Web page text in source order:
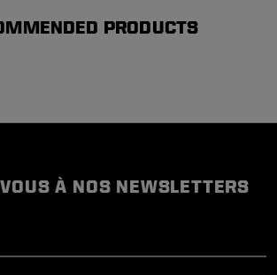
PRODUCTS
À NOS NEWSLETTERS